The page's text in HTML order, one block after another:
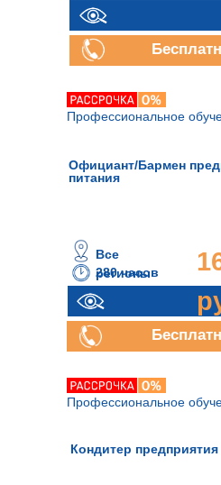
Официант/Бармен
питания
280 часов
Все
регионы
Профессиональное
Кондитер предприятия
Профессиональное